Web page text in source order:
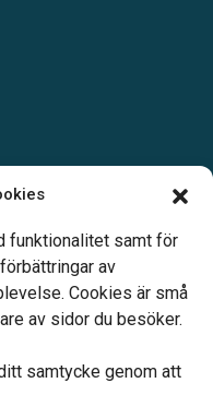
funktionalitet samt för
av
Cookies är små
av sidor du besöker.
samtycke genom att